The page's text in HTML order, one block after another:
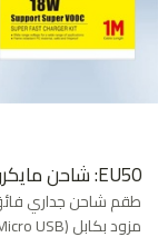
EU50: شاحن مايكرو ثلاثي سريع 18W
مزود بكابل (Micro USB) متين بطول 1 متر وحماية ذكية متقدمة.